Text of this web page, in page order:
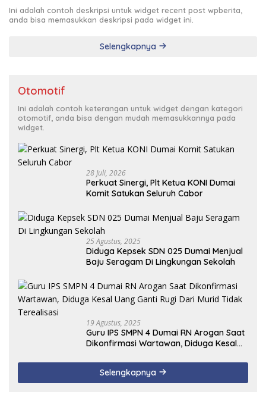
Ini adalah contoh deskripsi untuk widget recent post wpberita,
anda bisa memasukkan deskripsi pada widget ini.
Selengkapnya
Otomotif
Ini adalah contoh keterangan untuk widget dengan kategori
otomotif, anda bisa dengan mudah memasukkannya pada
widget.
28 Juli, 2026
Perkuat Sinergi, Plt Ketua KONI Dumai
Komit Satukan Seluruh Cabor
25 Agustus, 2025
Diduga Kepsek SDN 025 Dumai Menjual
Baju Seragam Di Lingkungan Sekolah
19 Agustus, 2025
Guru IPS SMPN 4 Dumai RN Arogan Saat
Dikonfirmasi Wartawan, Diduga Kesal
Terealisasi
Selengkapnya